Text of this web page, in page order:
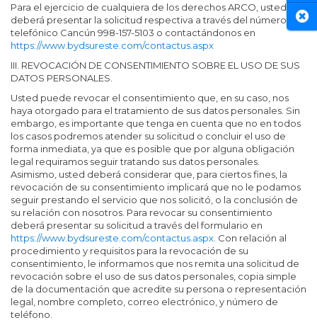
Para el ejercicio de cualquiera de los derechos ARCO, usted
deberá presentar la solicitud respectiva a través del número
telefónico Cancún 998-157-5103 o contactándonos en
https://www.bydsureste.com/contactus.aspx
III. REVOCACIÓN DE CONSENTIMIENTO SOBRE EL USO DE SUS
DATOS PERSONALES.
Usted puede revocar el consentimiento que, en su caso, nos
haya otorgado para el tratamiento de sus datos personales. Sin
embargo, es importante que tenga en cuenta que no en todos
los casos podremos atender su solicitud o concluir el uso de
forma inmediata, ya que es posible que por alguna obligación
legal requiramos seguir tratando sus datos personales.
Asimismo, usted deberá considerar que, para ciertos fines, la
revocación de su consentimiento implicará que no le podamos
seguir prestando el servicio que nos solicitó, o la conclusión de
su relación con nosotros. Para revocar su consentimiento
deberá presentar su solicitud a través del formulario en
https://www.bydsureste.com/contactus.aspx . Con relación al
procedimiento y requisitos para la revocación de su
consentimiento, le informamos que nos remita una solicitud de
revocación sobre el uso de sus datos personales, copia simple
de la documentación que acredite su persona o representación
legal, nombre completo, correo electrónico, y número de
teléfono.